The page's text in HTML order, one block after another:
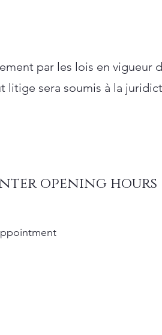
par les lois en vigueur
litige sera soumis à la
opening hours